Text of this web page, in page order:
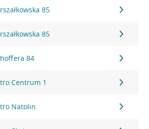
85
85
84
Centrum 1
Natolin